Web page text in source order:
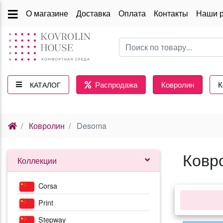
О магазине Доставка Оплата Контакты Наши
КАТАЛОГ
(current) Распродажа Ковролин
Ковролин Desoma
Коллекции
Corsa
Print
Stepway